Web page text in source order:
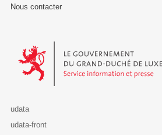
Nous contacter
Le Gouvernement du Grand-Duché de
udata
udata-front